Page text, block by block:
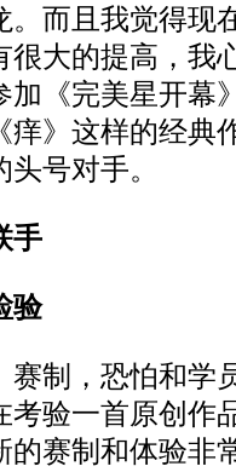
。而且我觉得现
大的提高，我
加《完美星开幕
痒》这样的经典
号对手。
手
验
制，恐怕和学
考验一首原创作
的赛制和体验非